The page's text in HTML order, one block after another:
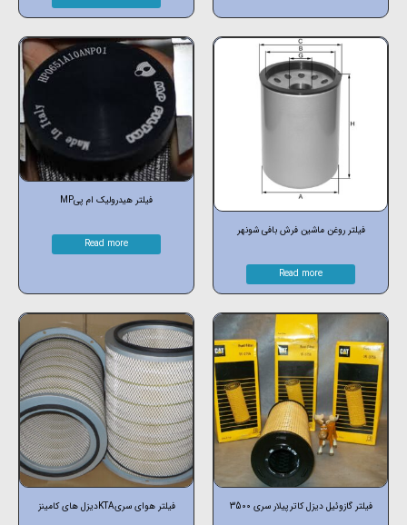
فیلتر روغن ماشین فرش بافی شونهر
Read more
فیلتر هیدرولیک ام پیMP
Read more
فیلتر گازوئیل دیزل کاترپیلار سری 3500 فیلتر هوای سریKTAدیزل های کامینز